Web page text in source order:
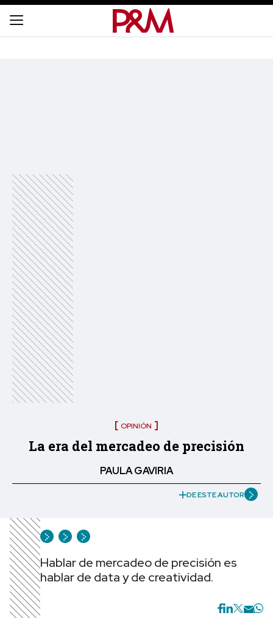
OPINIÓN
La era del mercadeo de precisión
PAULA GAVIRIA
DE ESTE AUTOR
Hablar de mercadeo de precisión es
hablar de data y de creatividad.